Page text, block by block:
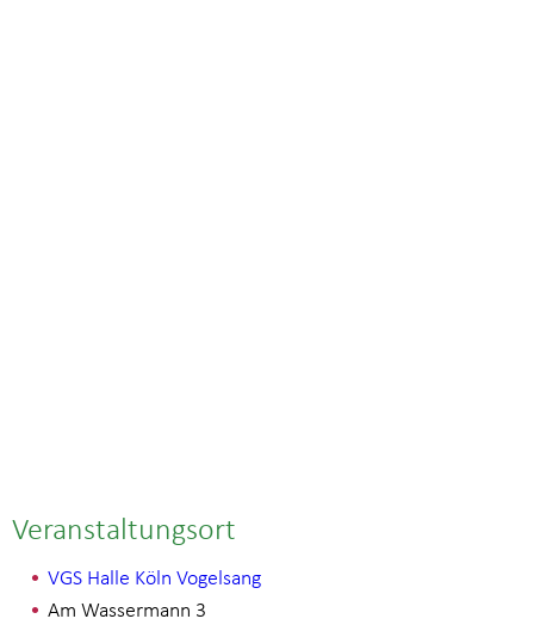
Veranstaltungsort
VGS Halle Köln Vogelsang
Am Wassermann 3